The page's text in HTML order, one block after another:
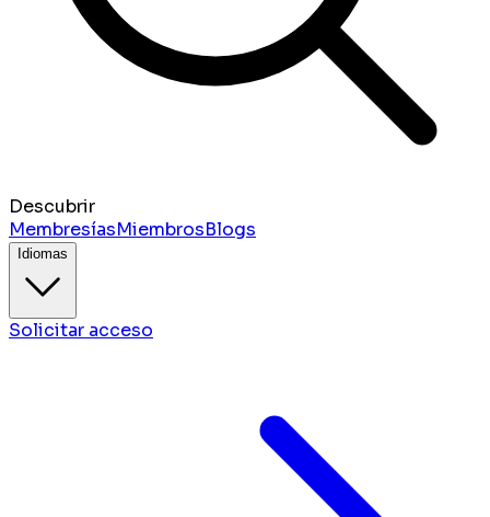
Descubrir
MembresíasMiembrosBlogs
Idiomas
Solicitar acceso